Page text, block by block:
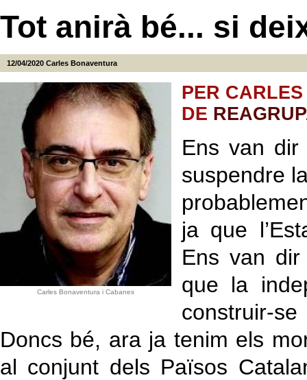
Tot anirà bé... si
12/04/2020 Carles Bonaventura
Carles Bonaventura i Cabanes
PER
DE
Ens van
suspendre
ja que
Ens van
que la
construir-
Doncs bé, ara ja tenim els
al conjunt dels Països